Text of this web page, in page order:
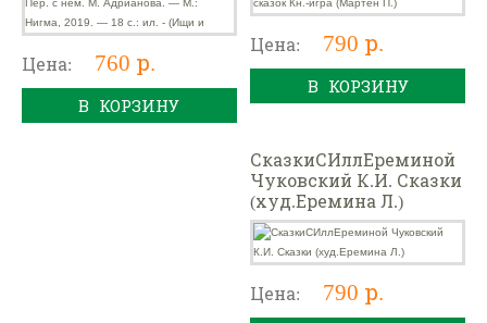
Цена: 760 р.
В КОРЗИНУ
Цена: 790 р.
В КОРЗИНУ
СказкиСИллЕреминой
Чуковский К.И. Сказки
(худ.Еремина Л.)
Цена: 790 р.